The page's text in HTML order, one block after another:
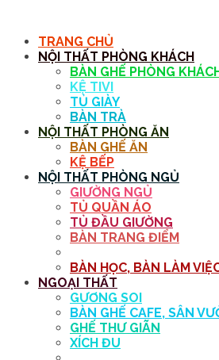
TRANG CHỦ
NỘI THẤT PHÒNG KHÁCH
BÀN GHẾ PHÒNG
KỆ TIVI
TỦ GIÀY
BÀN TRÀ
NỘI THẤT PHÒNG ĂN
BÀN GHẾ ĂN
KỆ BẾP
NỘI THẤT PHÒNG NGỦ
GIƯỜNG NGỦ
TỦ QUẦN ÁO
TỦ ĐẦU GIƯỜNG
BÀN TRANG ĐIỂM
BÀN HỌC, BÀN LÀM
NGOẠI THẤT
GƯƠNG SOI
BÀN GHẾ CAFE, SÂN
GHẾ THƯ GIÃN
XÍCH ĐU